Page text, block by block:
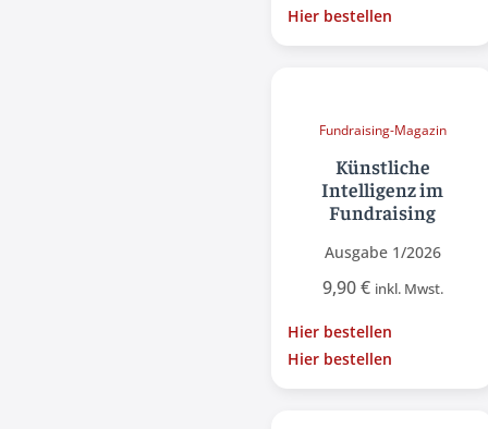
Hier bestellen
Fundraising-Magazin
Künstliche
Intelligenz im
Fundraising
Ausgabe 1/2026
9,90€ inkl. Mwst.
Hier bestellen
Hier bestellen